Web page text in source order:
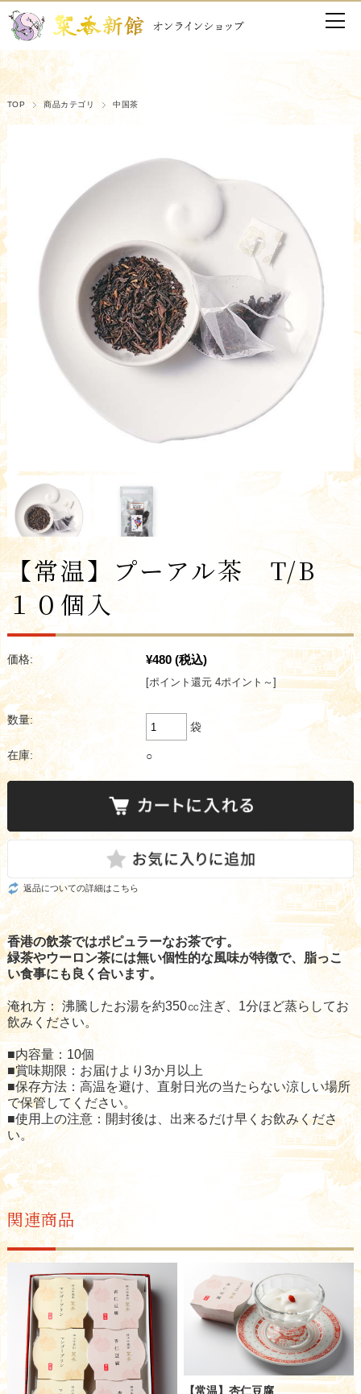
TOP 商品カテゴリ 中国茶
【常温】プーアル茶 T/B
１０個入
価格: ¥480 (税込)
[ポイント還元 4ポイント～]
数量:
袋
在庫: ○
返品についての詳細はこちら
香港の飲茶ではポピュラーなお茶です。
緑茶やウーロン茶には無い個性的な風味が特徴で、脂っこ
い食事にも良く合います。
淹れ方： 沸騰したお湯を約350㏄注ぎ、1分ほど蒸らしてお
飲みください。
■内容量：10個
■賞味期限：お届けより3か月以上
■保存方法：高温を避け、直射日光の当たらない涼しい場所
で保管してください。
■使用上の注意：開封後は、出来るだけ早くお飲みくださ
い。
関連商品
【常温】杏仁豆腐